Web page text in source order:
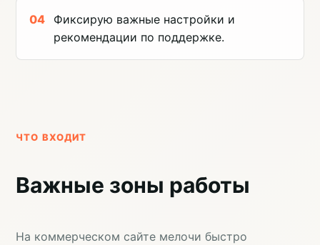
Фиксирую важные настройки и
рекомендации по поддержке.
ЧТО ВХОДИТ
Важные зоны работы
На коммерческом сайте мелочи быстро